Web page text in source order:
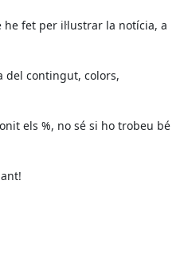
fet per il·lustrar la notícia, a
del contingut, colors,
els %, no sé si ho trobeu bé